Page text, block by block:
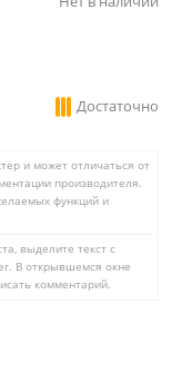
Достаточно
и может отличаться от
производителя.
функций и
выделите текст с
В открывшемся окне
комментарий.